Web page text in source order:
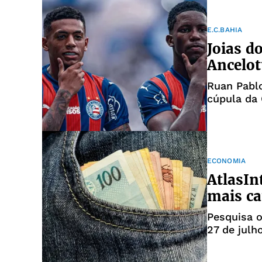
E.C.BAHIA
Joias
Ruan
cúpula da
ECONOMIA
mais
Pesquisa
27 de